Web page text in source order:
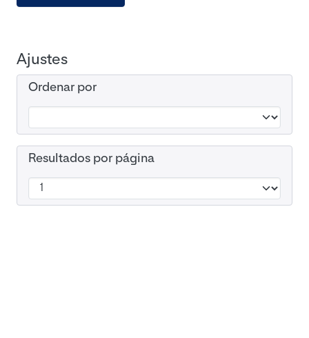
Ajustes
Ordenar por
Resultados por página